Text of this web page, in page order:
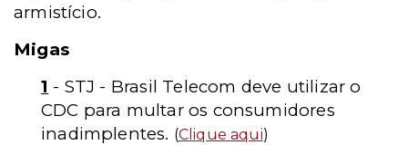
armistício.
Migas
1 - STJ - Brasil Telecom deve utilizar o
CDC para multar os consumidores
inadimplentes. (Clique aqui)